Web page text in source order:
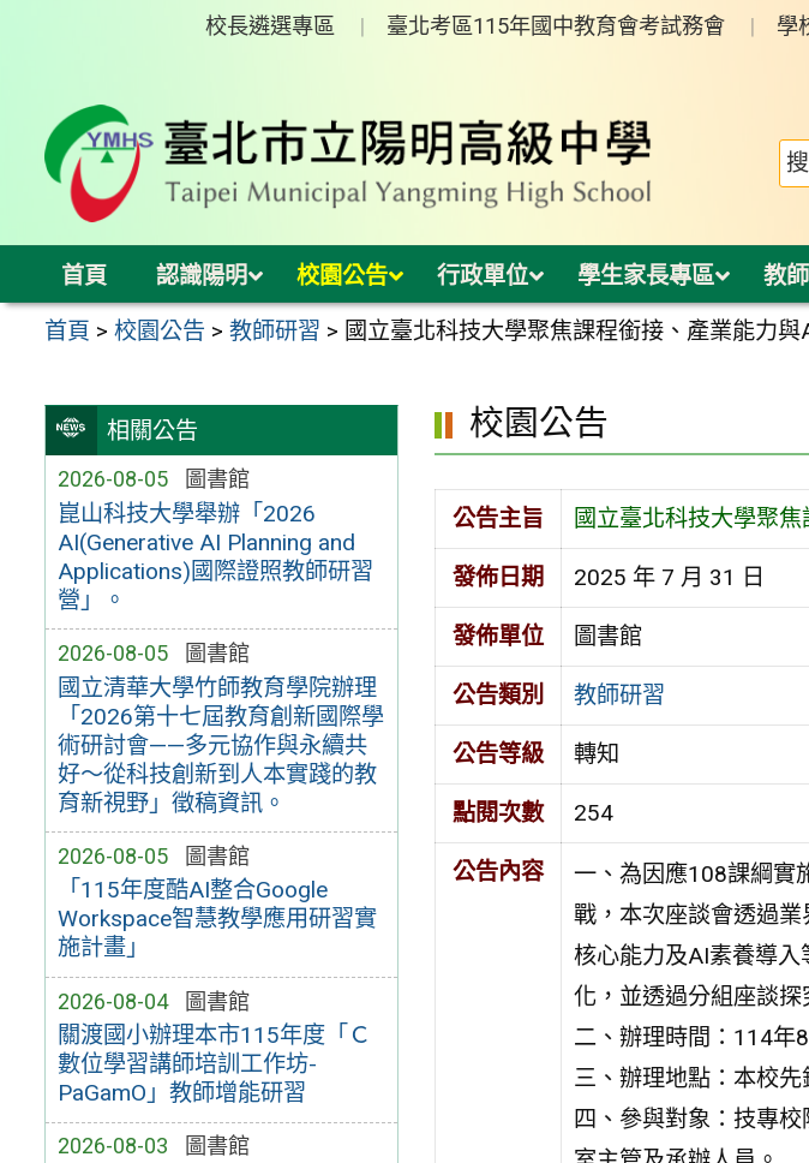
校長遴選專區 臺北考區115年國中教育會考試務會 學
首頁 認識陽明 校園公告 行政單位 學生家長專區 教
首頁 >校園公告 >教師研習 > 國立臺北科技大學聚焦課程銜接、產業能力
相關公告
2026-08-05 圖書館
崑山科技大學舉辦「2026
AI(Generative AI Planning and
Applications)國際證照教師研習
營」。
2026-08-05 圖書館
國立清華大學竹師教育學院辦理
「2026第十七屆教育創新國際學
術研討會——多元協作與永續共
好～從科技創新到人本實踐的教
育新視野」徵稿資訊。
2026-08-05 圖書館
「115年度酷AI整合Google
Workspace智慧教學應用研習實
施計畫」
2026-08-04 圖書館
關渡國小辦理本市115年度「Ｃ
數位學習講師培訓工作坊-
PaGamO」教師增能研習
2026-08-03 圖書館
校園公告
公告主旨 國立臺北科技大學聚
發佈日期 2025 年 7 月 31 日
發佈單位 圖書館
公告類別 教師研習
公告等級 轉知
點閱次數 254
公告內容
一、為因應108課綱實
戰，本次座談會透過
核心能力及AI素養導
化，並透過分組座談
二、辦理時間：114年
三、辦理地點：本校
四、參與對象：技專